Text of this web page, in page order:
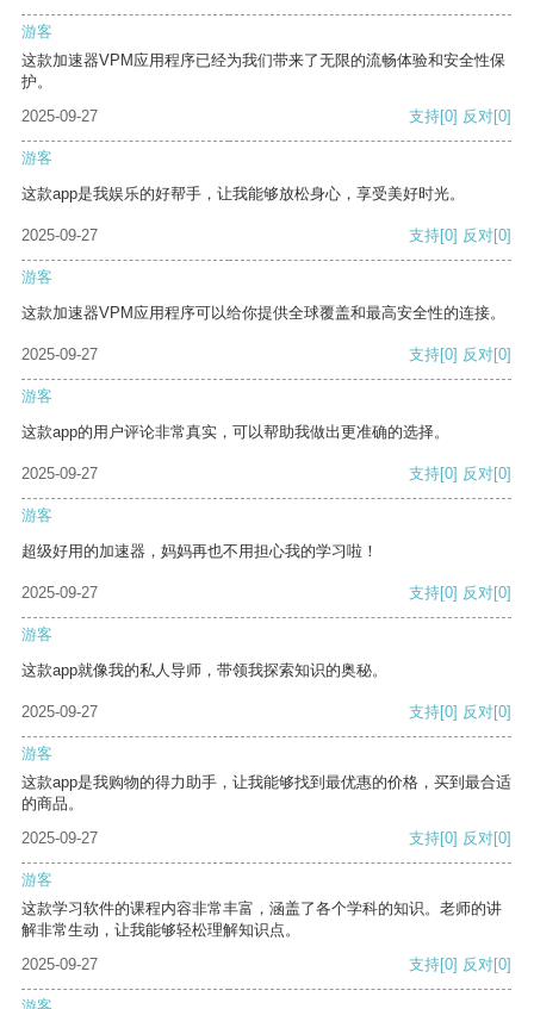
游客
这款加速器VPM应用程序已经为我们带来了无限的流畅体验和安全性保
护。
2025-09-27
支持[0] 反对[0]
游客
这款app是我娱乐的好帮手，让我能够放松身心，享受美好时光。
2025-09-27 支持[0] 反对[0]
游客
这款加速器VPM应用程序可以给你提供全球覆盖和最高安全性的连接。
2025-09-27 支持[0] 反对[0]
游客
这款app的用户评论非常真实，可以帮助我做出更准确的选择。
2025-09-27 支持[0] 反对[0]
游客
超级好用的加速器，妈妈再也不用担心我的学习啦！
2025-09-27 支持[0] 反对[0]
游客
这款app就像我的私人导师，带领我探索知识的奥秘。
2025-09-27 支持[0] 反对[0]
游客
这款app是我购物的得力助手，让我能够找到最优惠的价格，买到最合适
的商品。
2025-09-27
支持[0] 反对[0]
游客
这款学习软件的课程内容非常丰富，涵盖了各个学科的知识。老师的讲
解非常生动，让我能够轻松理解知识点。
2025-09-27
支持[0] 反对[0]